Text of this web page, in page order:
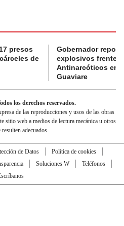
presos
de
Gobernador
explosivos frente a
Antinarcóticos en
Guaviare
los derechos reservados.
de las reproducciones y usos de las obras
sitio web a medios de lectura mecánica u otros
adecuados.
de Datos
Política de cookies
Soluciones W
Teléfonos